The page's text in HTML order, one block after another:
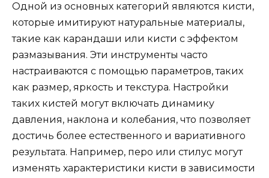
Одной из основных категорий являются кисти,
которые имитируют натуральные материалы,
такие как карандаши или кисти с эффектом
размазывания. Эти инструменты часто
настраиваются с помощью параметров, таких
как размер, яркость и текстура. Настройки
таких кистей могут включать динамику
давления, наклона и колебания, что позволяет
достичь более естественного и вариативного
результата. Например, перо или стилус могут
изменять характеристики кисти в зависимости